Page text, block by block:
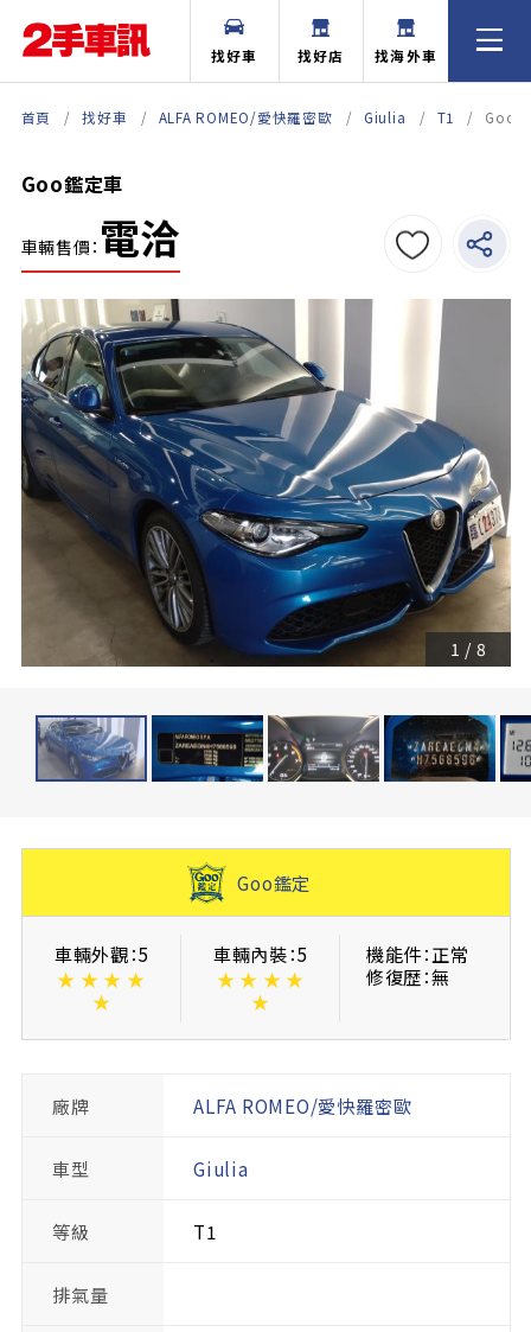
找好車 找好店 找海外車
首頁 找好車 ALFA ROMEO/愛快羅密歐 Giulia T1 Goo
Goo鑑定車
車輛售價： 電洽
1 / 8
Goo鑑定
車輛外觀：5
★ ★ ★ ★
★
車輛內裝：5
★ ★ ★ ★
★
機能件：正常
修復歴：無
廠牌 ALFA ROMEO/愛快羅密歐
車型 Giulia
等級 T1
排氣量